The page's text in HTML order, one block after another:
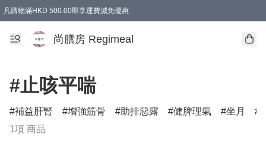
凡購物滿HKD 500.00即享運費減免優惠
尚膳房 Regimeal
#止咳平喘
補益肝腎 增強筋骨 助排惡露 健脾理氣 坐月
1項 商品